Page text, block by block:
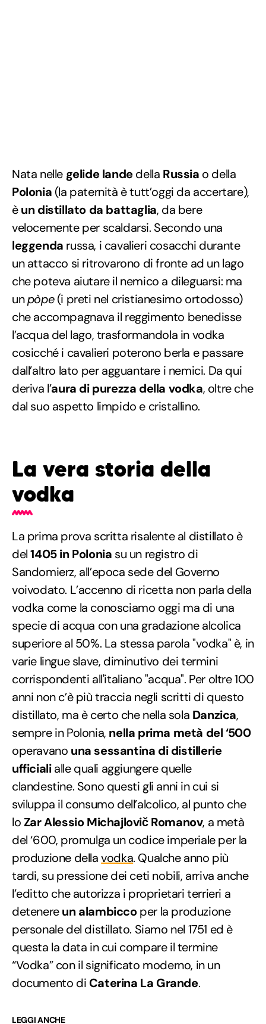
Nata nelle gelide landedella Russia o della
Polonia (la paternità è tutt’oggi da accertare),
èun distillato da battaglia, da bere
velocemente per scaldarsi. Secondo una
leggenda russa, i cavalieri cosacchi durante
un attacco si ritrovarono di fronte ad un lago
che poteva aiutare il nemico a dileguarsi: ma
unpòpe(i preti nel cristianesimo ortodosso)
che accompagnava il reggimento benedisse
l’acqua del lago, trasformandola in vodka
cosicché i cavalieri poterono berla e passare
dall’altro lato per agguantare i nemici. Da qui
deriva l’aura di purezza della vodka, oltre che
dal suo aspetto limpido e cristallino.
La vera storia della
vodka
La prima prova scritta risalente al distillato è
del1405 in Polonia su un registro di
Sandomierz, all’epoca sede del Governo
voivodato. L’accenno di ricetta non parla della
vodka come la conosciamo oggi ma di una
specie di acqua con una gradazione alcolica
superiore al 50%. La stessa parola "vodka" è, in
varie lingue slave, diminutivo dei termini
corrispondenti all'italiano "acqua". Per oltre 100
anni non c’è più traccia negli scritti di questo
distillato, ma è certo che nella sola Danzica,
sempre in Polonia, nella prima metà del ‘500
operavano una sessantina di distillerie
ufficialialle quali aggiungere quelle
clandestine. Sono questi gli anni in cui si
sviluppa il consumo dell’alcolico, al punto che
lo Zar Alessio Michajlovič Romanov, a metà
del ‘600, promulga un codice imperiale per la
produzione dellavodka. Qualche anno più
tardi, su pressione dei ceti nobili, arriva anche
l’editto che autorizza i proprietari terrieri a
detenereun alambiccoper la produzione
personale del distillato. Siamo nel 1751 ed è
questa la data in cui compare il termine
“Vodka” con il significato moderno, in un
documento di Caterina La Grande.
LEGGI ANCHE